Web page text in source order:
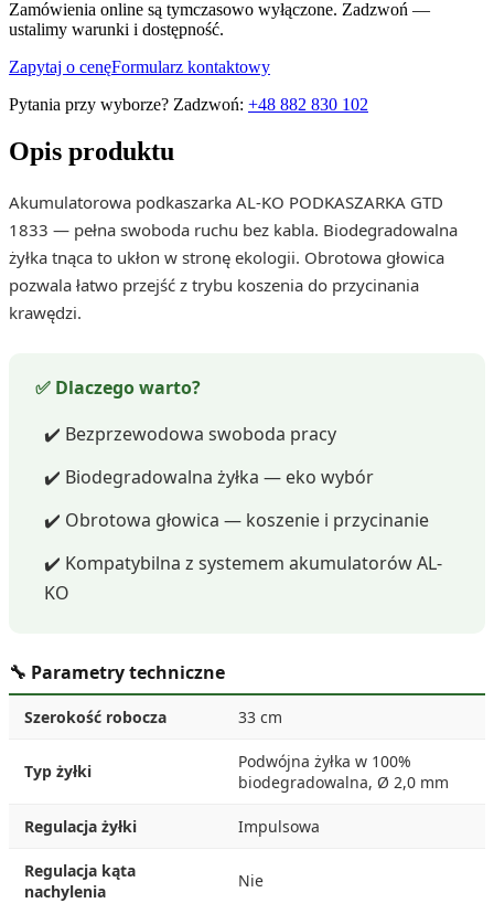
Zamówienia online są tymczasowo wyłączone. Zadzwoń —
ustalimy warunki i dostępność.
Zapytaj o cenęFormularz kontaktowy
Pytania przy wyborze? Zadzwoń: +48 882 830 102
Opis produktu
Akumulatorowa podkaszarka AL-KO PODKASZARKA GTD
1833 — pełna swoboda ruchu bez kabla. Biodegradowalna
żyłka tnąca to ukłon w stronę ekologii. Obrotowa głowica
pozwala łatwo przejść z trybu koszenia do przycinania
krawędzi.
✅ Dlaczego warto?
✔️ Bezprzewodowa swoboda pracy
✔️ Biodegradowalna żyłka — eko wybór
✔️ Obrotowa głowica — koszenie i przycinanie
✔️ Kompatybilna z systemem akumulatorów AL-
KO
🔧 Parametry techniczne
Szerokość robocza 33 cm
Typ żyłki
Podwójna żyłka w 100%
biodegradowalna, Ø 2,0 mm
Regulacja żyłki Impulsowa
Regulacja kąta
nachylenia
Nie